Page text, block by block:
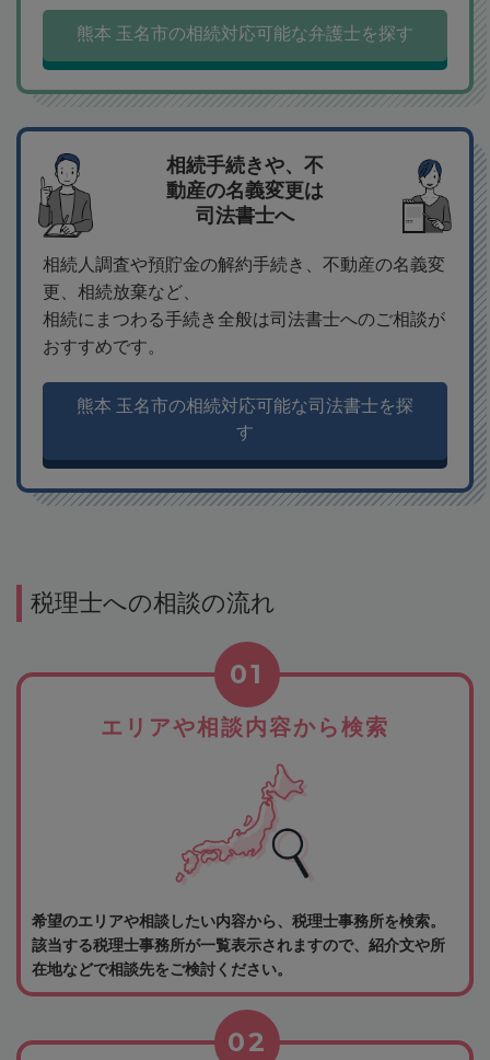
熊本 玉名市の相続対応可能な弁護士を探す
相続手続きや、不
動産の名義変更は
司法書士へ
相続人調査や預貯金の解約手続き、不動産の名義変
更、相続放棄など、
相続にまつわる手続き全般は司法書士へのご相談が
おすすめです。
熊本 玉名市の相続対応可能な司法書士を探
す
税理士への相談の流れ
エリアや相談内容から検索
01
希望のエリアや相談したい内容から、税理士事務所を検索。
該当する税理士事務所が一覧表示されますので、紹介文や所
在地などで相談先をご検討ください。
02